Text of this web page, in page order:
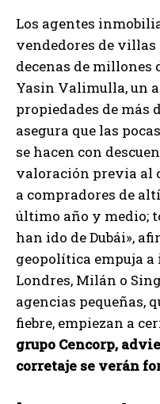
Los agentes
vendedores de villas
decenas de millones
Yasin Valimulla, un
propiedades de más
asegura que las
se hacen con
valoración previa al
a compradores de
último año y medio;
han ido de Dubái»,
geopolítica empuja a
Londres, Milán o
agencias pequeñas,
fiebre, empiezan a
grupo Cencorp,
corretaje se verán